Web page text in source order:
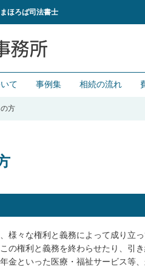
ほろば司法書士
て 事例集 相続の流れ
方
様々な権利と義務によって成り立っ
の権利と義務を終わらせたり、引
金といった医療・福祉サービス等、